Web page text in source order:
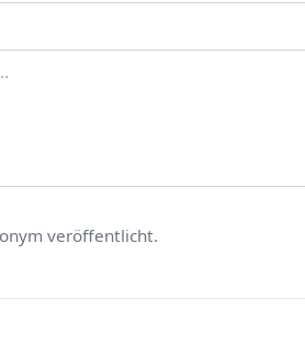
veröffentlicht.